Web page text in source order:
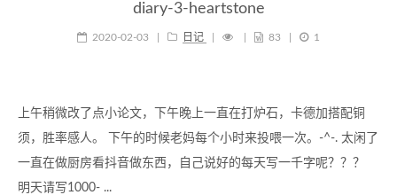
diary-3-heartstone
2020-02-03 日记 83 1
上午稍微改了点小论文，下午晚上一直在打炉石，卡德加搭配铜
须，胜率感人。 下午的时候老妈每个小时来投喂一次。-^-. 太闲了
一直在做厨房看抖音做东西，自己说好的每天写一千字呢？？？
明天请写1000- ...